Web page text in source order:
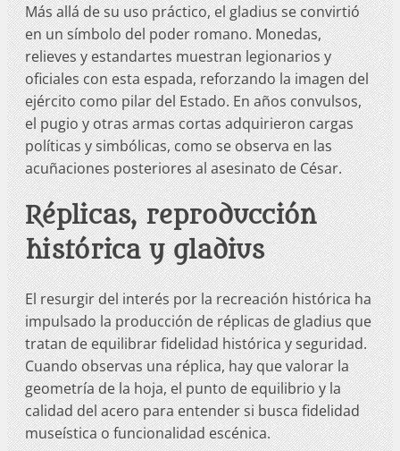
Más allá de su uso práctico, el gladius se convirtió
en un símbolo del poder romano. Monedas,
relieves y estandartes muestran legionarios y
oficiales con esta espada, reforzando la imagen del
ejército como pilar del Estado. En años convulsos,
el pugio y otras armas cortas adquirieron cargas
políticas y simbólicas, como se observa en las
acuñaciones posteriores al asesinato de César.
Réplicas, reproducción
histórica y gladius
El resurgir del interés por la recreación histórica ha
impulsado la producción de réplicas de gladius que
tratan de equilibrar fidelidad histórica y seguridad.
Cuando observas una réplica, hay que valorar la
geometría de la hoja, el punto de equilibrio y la
calidad del acero para entender si busca fidelidad
museística o funcionalidad escénica.